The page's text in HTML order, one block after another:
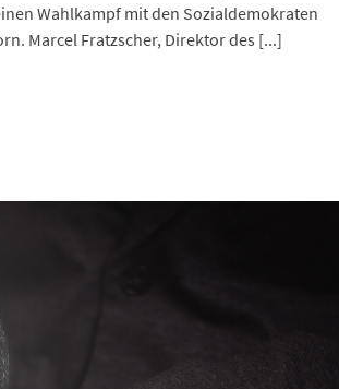
Wahlkampf mit den Sozialdemokraten
Marcel Fratzscher, Direktor des [...]